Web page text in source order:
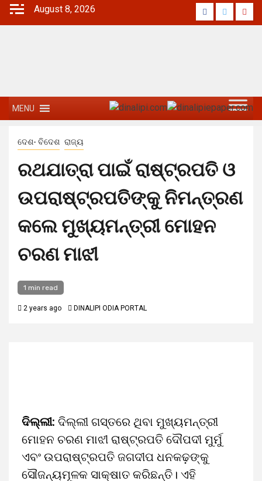
August 8, 2026
MENU
ଦେଶ- ବିଦେଶ ରାଜ୍ୟ
ରଥଯାତ୍ରା ପାଇଁ ରାଷ୍ଟ୍ରପତି ଓ
ଉପରାଷ୍ଟ୍ରପତିଙ୍କୁ ନିମନ୍ତ୍ରଣ
କଲେ ମୁଖ୍ୟମନ୍ତ୍ରୀ ମୋହନ
ଚରଣ ମାଝୀ
1 min read
2 years ago DINALIPI ODIA PORTAL
ଦିଲ୍ଲୀ: ଦିଲ୍ଲୀ ଗସ୍ତରେ ଥିବା ମୁଖ୍ୟମନ୍ତ୍ରୀ
ମୋହନ ଚରଣ ମାଝୀ ରାଷ୍ଟ୍ରପତି ଦୌପଦୀ ମୁର୍ମୁ
ଏବଂ ଉପରାଷ୍ଟ୍ରପତି ଜଗଦୀପ ଧନକଢ଼ଙ୍କୁ
ସୌଜନ୍ୟମୂଳକ ସାକ୍ଷାତ କରିଛନ୍ତି। ଏହି